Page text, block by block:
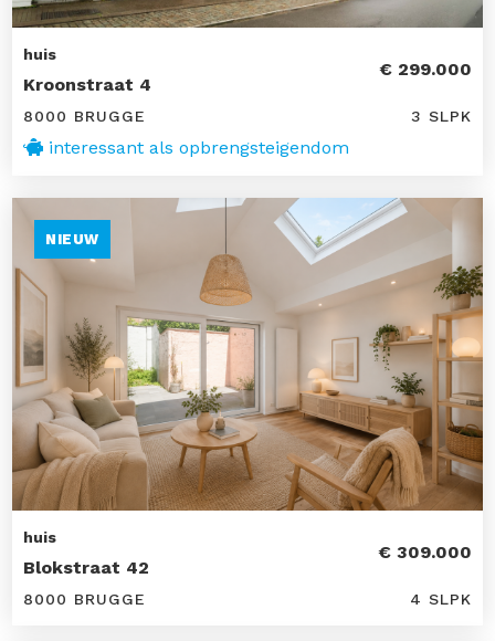
huis
Kroonstraat 4
€ 299.000
8000 BRUGGE 3 SLPK
interessant als opbrengsteigendom
NIEUW
huis
Blokstraat 42
€ 309.000
8000 BRUGGE 4 SLPK